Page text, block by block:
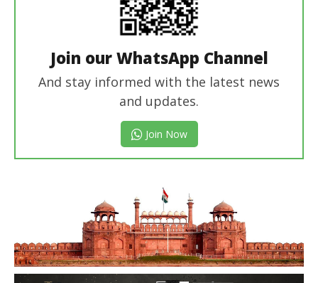
Join our WhatsApp Channel
And stay informed with the latest news
and updates.
Join Now